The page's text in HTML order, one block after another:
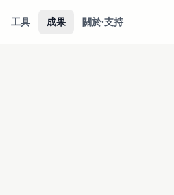
工具 成果 關於·支持